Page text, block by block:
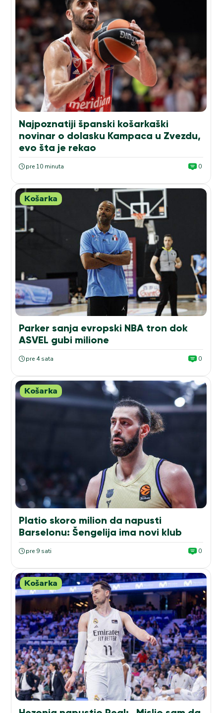
Najpoznatiji španski košarkaški
novinar o dolasku Kampaca u Zvezdu,
evo šta je rekao
pre 10 minuta 0
Košarka
Parker sanja evropski NBA tron dok
ASVEL gubi milione
pre 4 sata 0
Košarka
Platio skoro milion da napusti
Barselonu: Šengelija ima novi klub
pre 9 sati 0
Košarka